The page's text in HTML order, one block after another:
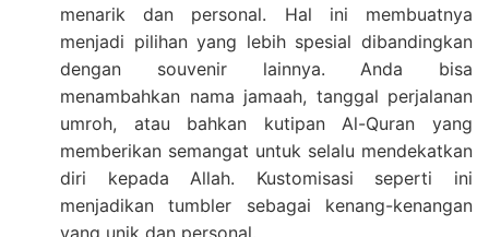
menarik dan personal. Hal ini membuatnya
menjadi pilihan yang lebih spesial dibandingkan
dengan souvenir lainnya. Anda bisa
menambahkan nama jamaah, tanggal perjalanan
umroh, atau bahkan kutipan Al-Quran yang
memberikan semangat untuk selalu mendekatkan
diri kepada Allah. Kustomisasi seperti ini
menjadikan tumbler sebagai kenang-kenangan